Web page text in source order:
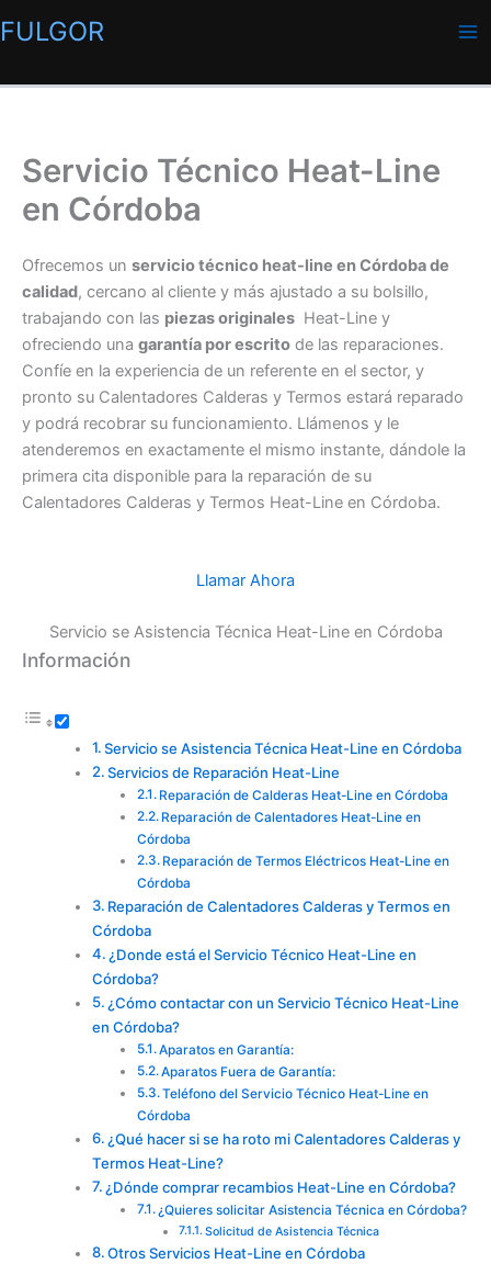
al
FULGOR
Servicio Técnico Heat-Line
en Córdoba
Ofrecemos un servicio técnico heat-line en Córdoba de
calidad, cercano al cliente y más ajustado a su bolsillo,
trabajando con las piezas originales Heat-Line y
ofreciendo una garantía por escrito de las reparaciones.
Confíe en la experiencia de un referente en el sector, y
pronto su Calentadores Calderas y Termos estará reparado
y podrá recobrar su funcionamiento. Llámenos y le
atenderemos en exactamente el mismo instante, dándole la
primera cita disponible para la reparación de su
Calentadores Calderas y Termos Heat-Line en Córdoba.
Llamar Ahora
Servicio se Asistencia Técnica Heat-Line en Córdoba
Información
Servicio se Asistencia Técnica Heat-Line en Córdoba
Servicios de Reparación Heat-Line
Reparación de Calderas Heat-Line en Córdoba
Reparación de Calentadores Heat-Line en
Córdoba
Reparación de Termos Eléctricos Heat-Line en
Córdoba
Reparación de Calentadores Calderas y Termos en
Córdoba
¿Donde está el Servicio Técnico Heat-Line en
Córdoba?
¿Cómo contactar con un Servicio Técnico Heat-Line
en Córdoba?
Aparatos en Garantía:
Aparatos Fuera de Garantía:
Teléfono del Servicio Técnico Heat-Line en
Córdoba
¿Qué hacer si se ha roto mi Calentadores Calderas y
Termos Heat-Line?
¿Dónde comprar recambios Heat-Line en Córdoba?
¿Quieres solicitar Asistencia Técnica en Córdoba?
Solicitud de Asistencia Técnica
Otros Servicios Heat-Line en Córdoba